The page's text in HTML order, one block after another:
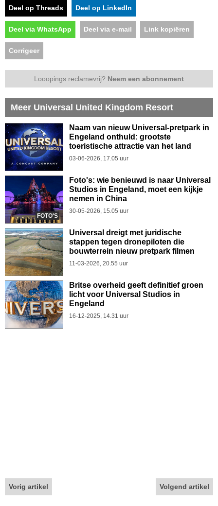
Deel op Threads Deel op LinkedIn
Deel via WhatsApp Deel via e-mail Link kopiëren
Corrigeer
Looopings reclamevrij? Neem een abonnement
Meer Universal United Kingdom Resort
Naam van nieuw Universal-pretpark in
Engeland onthuld: grootste
toeristische attractie van het land
03-06-2026, 17.05 uur
FOTO'S
Foto's: wie benieuwd is naar Universal
Studios in Engeland, moet een kijkje
nemen in China
30-05-2026, 15.05 uur
Universal dreigt met juridische
stappen tegen dronepiloten die
bouwterrein nieuw pretpark filmen
11-03-2026, 20.55 uur
Britse overheid geeft definitief groen
licht voor Universal Studios in
Engeland
16-12-2025, 14.31 uur
Vorig artikel Volgend artikel